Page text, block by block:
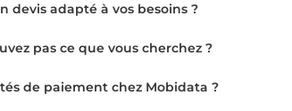
devis adapté à vos besoins ?
pas ce que vous cherchez ?
de paiement chez Mobidata ?